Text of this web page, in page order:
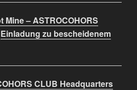
Mine – ASTROCOHORS
Einladung zu bescheidenem
CLUB Headquarters